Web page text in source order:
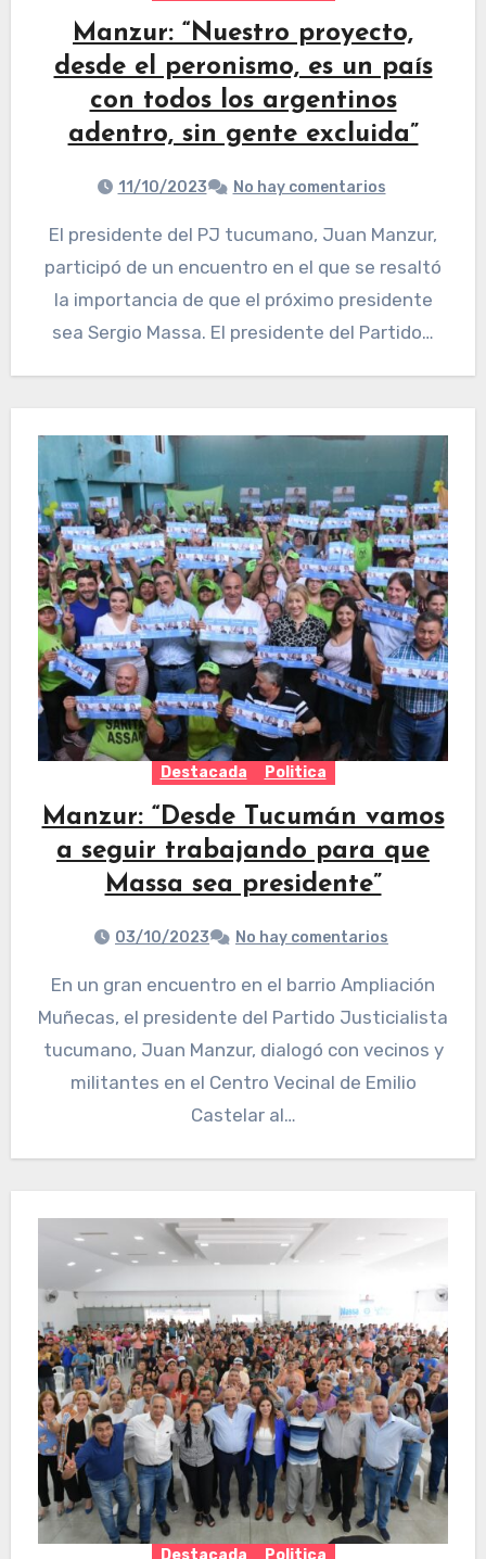
Manzur: “Nuestro proyecto,
desde el peronismo, es un país
con todos los argentinos
adentro, sin gente excluida”
11/10/2023 No hay comentarios
El presidente del PJ tucumano, Juan Manzur,
participó de un encuentro en el que se resaltó
la importancia de que el próximo presidente
sea Sergio Massa. El presidente del Partido…
Destacada Politica
Manzur: “Desde Tucumán vamos
a seguir trabajando para que
Massa sea presidente”
03/10/2023 No hay comentarios
En un gran encuentro en el barrio Ampliación
Muñecas, el presidente del Partido Justicialista
tucumano, Juan Manzur, dialogó con vecinos y
militantes en el Centro Vecinal de Emilio
Castelar al…